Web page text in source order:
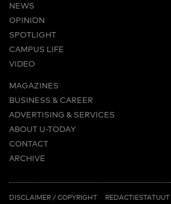
NEWS
OPINION
SPOTLIGHT
CAMPUS LIFE
VIDEO
MAGAZINES
BUSINESS & CAREER
ADVERTISING & SERVICES
ABOUT U-TODAY
CONTACT
ARCHIVE
LINKS
DISCLAIMER / COPYRIGHT REDACTIESTATUUT